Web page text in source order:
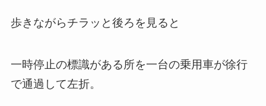
歩きながらチラッと後ろを見ると
一時停止の標識がある所を一台の乗用車が徐行
で通過して左折。